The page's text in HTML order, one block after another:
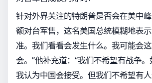
针对外界关注的特朗普是否会在美中
额对台军售，这名美国总统模糊地表
准。我们看看会发生什么。我可能会
会。”他补充道：“我们不希望有战争。
我认为中国会接受。但我们不希望有